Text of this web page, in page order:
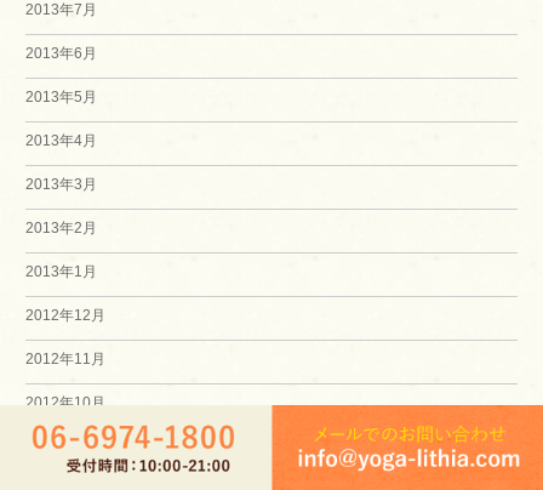
2013年7月
2013年6月
2013年5月
2013年4月
2013年3月
2013年2月
2013年1月
2012年12月
2012年11月
2012年10月
2012年9月